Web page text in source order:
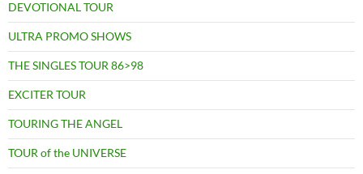
DEVOTIONAL TOUR
ULTRA PROMO SHOWS
THE SINGLES TOUR 86>98
EXCITER TOUR
TOURING THE ANGEL
TOUR of the UNIVERSE